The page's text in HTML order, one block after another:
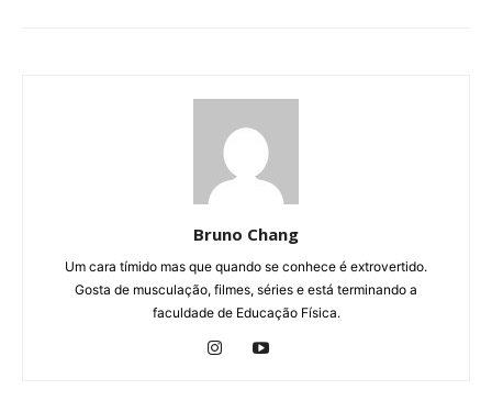
Bruno Chang
Um cara tímido mas que quando se conhece é extrovertido.
Gosta de musculação, filmes, séries e está terminando a
faculdade de Educação Física.